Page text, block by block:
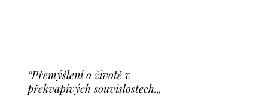
“Přemýšlení o životě v
překvapivých souvislostech.„